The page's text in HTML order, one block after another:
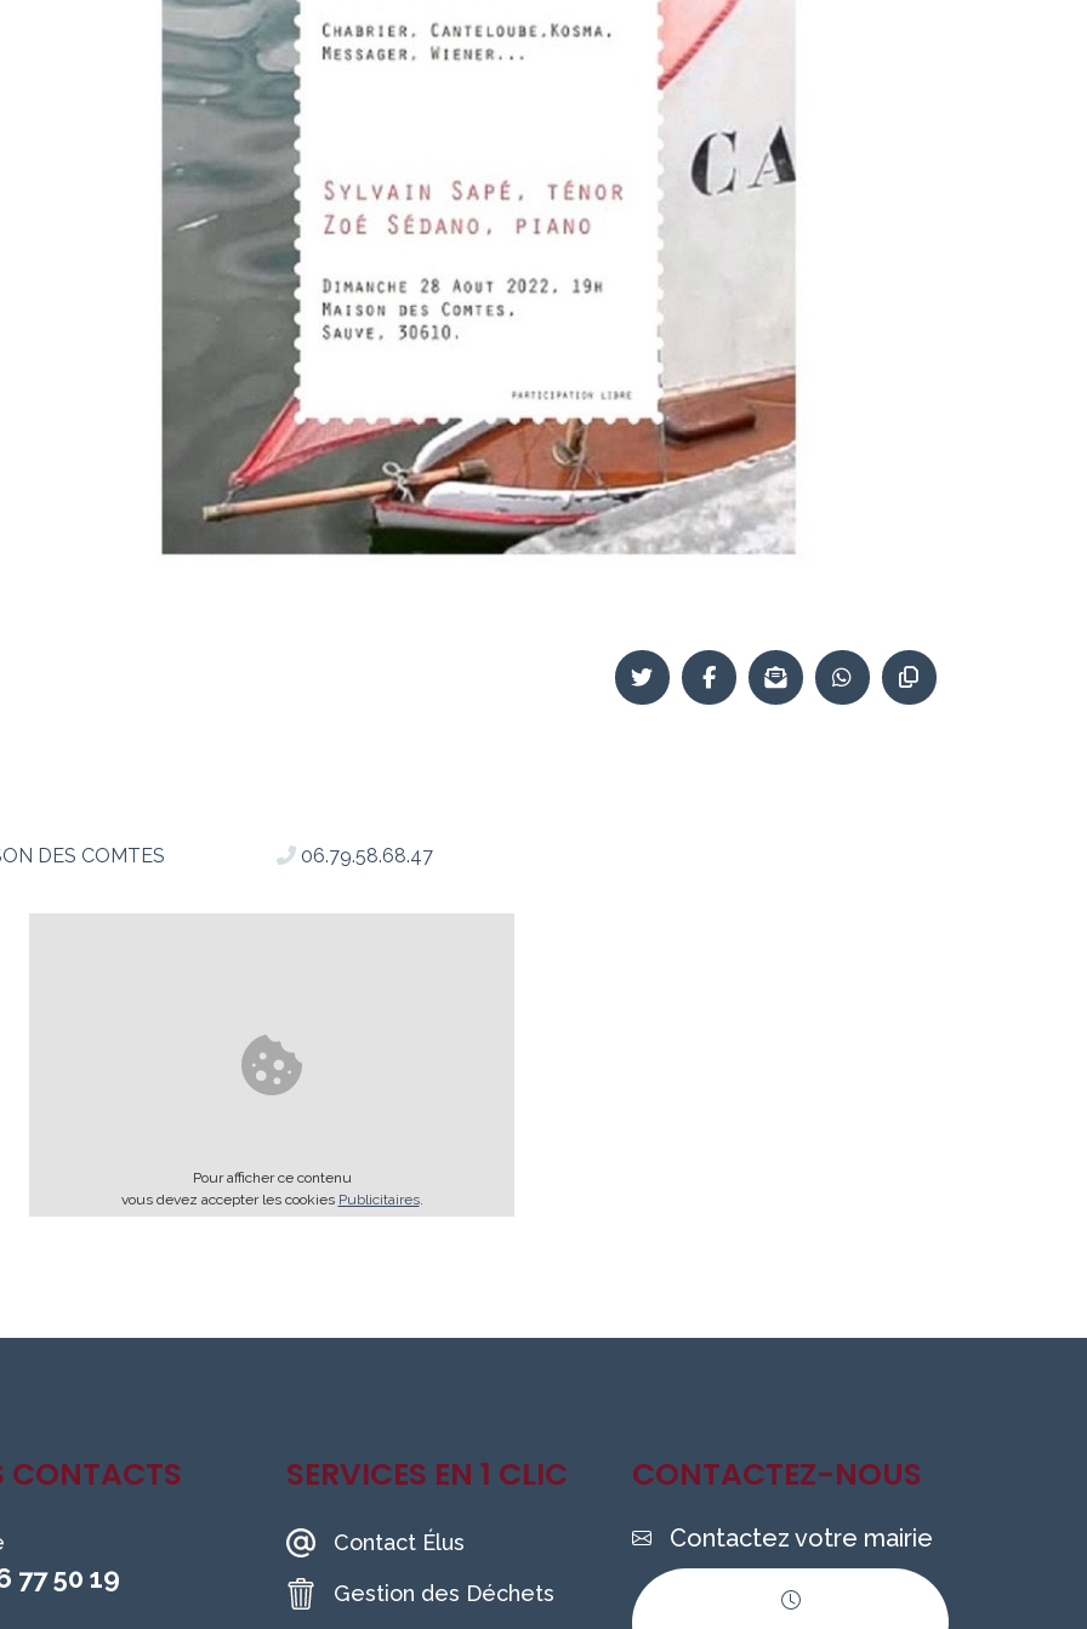
DES COMTES 06.79.58.68.47
Pour afficher ce contenu
vous devez accepter les cookies Publicitaires.
CONTACTS
77 50 19
SERVICES EN 1 CLIC
Contact Élus
Gestion des Déchets
CONTACTEZ-NOUS
Contactez votre mairie